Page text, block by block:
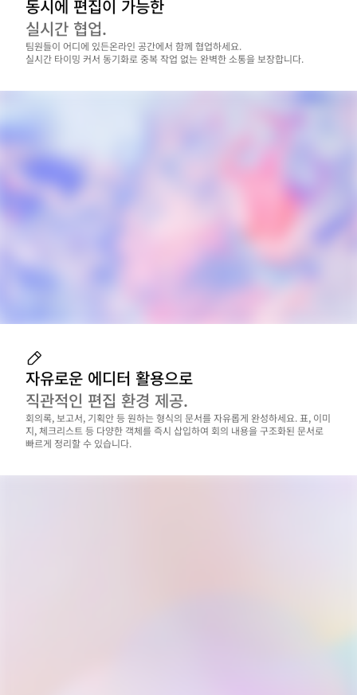
동시에 편집이 가능한
실시간 협업.
팀원들이 어디에 있든온라인 공간에서 함께 협업하세요.
실시간 타이밍 커서 동기화로 중복 작업 없는 완벽한 소통을 보장합니다.
자유로운 에디터 활용으로
직관적인 편집 환경 제공.
회의록, 보고서, 기획안 등 원하는 형식의 문서를 자유롭게 완성하세요. 표, 이미
지, 체크리스트 등 다양한 객체를 즉시 삽입하여 회의 내용을 구조화된 문서로
빠르게 정리할 수 있습니다.